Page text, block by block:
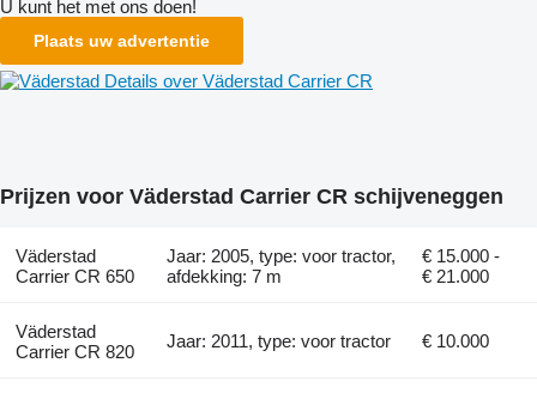
U kunt het met ons doen!
Plaats uw advertentie
Details over Väderstad Carrier CR
Prijzen voor Väderstad Carrier CR schijveneggen
Väderstad
Carrier CR 650
Jaar: 2005, type: voor tractor,
afdekking: 7 m
€ 15.000 -
€ 21.000
Väderstad
Carrier CR 820
Jaar: 2011, type: voor tractor € 10.000